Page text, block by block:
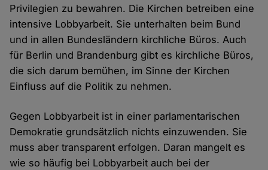
Privilegien zu bewahren. Die Kirchen betreiben eine
intensive Lobbyarbeit. Sie unterhalten beim Bund
und in allen Bundesländern kirchliche Büros. Auch
für Berlin und Brandenburg gibt es kirchliche Büros,
die sich darum bemühen, im Sinne der Kirchen
Einfluss auf die Politik zu nehmen.
Gegen Lobbyarbeit ist in einer parlamentarischen
Demokratie grundsätzlich nichts einzuwenden. Sie
muss aber transparent erfolgen. Daran mangelt es
wie so häufig bei Lobbyarbeit auch bei der